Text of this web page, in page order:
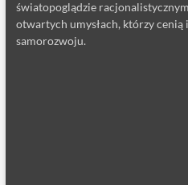
światopoglądzie
otwartych umysłach, którzy
samorozwoju.